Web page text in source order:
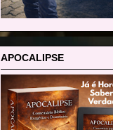
APOCALIPSE